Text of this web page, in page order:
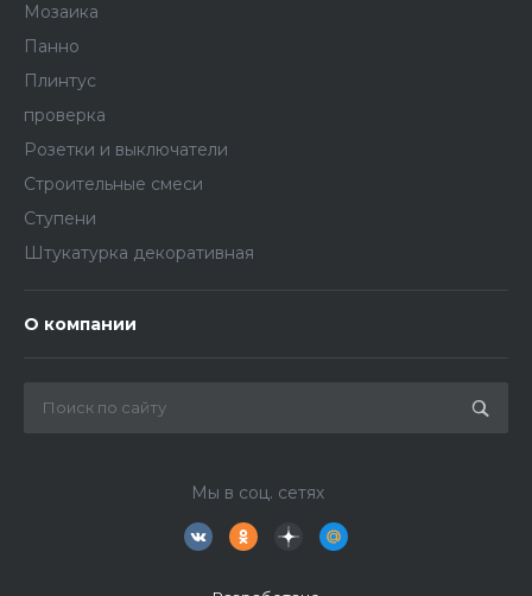
Мозаика
Панно
Плинтус
проверка
Розетки и выключатели
Строительные смеси
Ступени
Штукатурка декоративная
О компании
Мы в соц. сетях